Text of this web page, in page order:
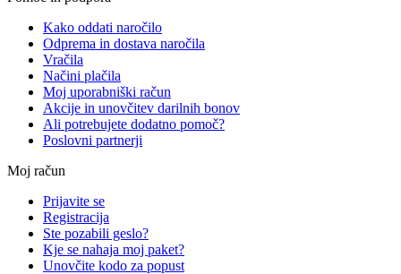
Kako oddati naročilo
Odprema in dostava naročila
Vračila
Načini plačila
Moj uporabniški račun
Akcije in unovčitev darilnih bonov
Ali potrebujete dodatno pomoč?
Poslovni partnerji
Moj račun
Prijavite se
Registracija
Ste pozabili geslo?
Kje se nahaja moj paket?
Unovčite kodo za popust